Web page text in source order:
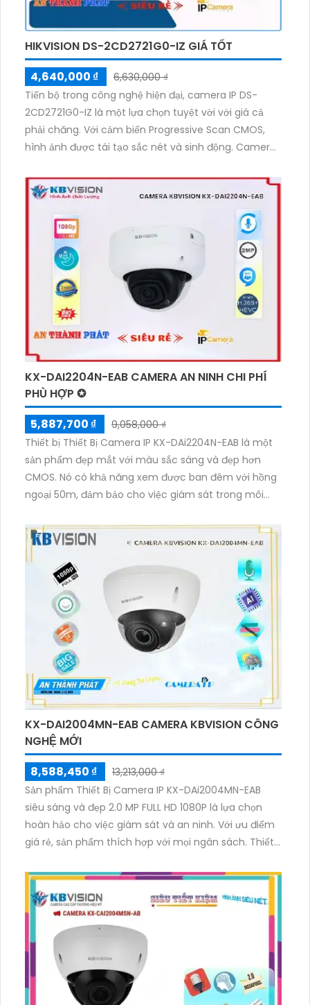
HIKVISION DS-2CD2721G0-IZ GIÁ TỐT
4,640,000 ₫
6,630,000 ₫
Tiến bộ trong công nghệ hiện đại, camera IP DS-
2CD2721G0-IZ là một lựa chọn tuyệt vời với giá cả
phải chăng. Với cảm biến Progressive Scan CMOS,
hình ảnh được tái tạo sắc nét và sinh động. Camera
nghệ Hồng Ngoại 40m, mang lại màu sắc sáng đẹp.
Với độ phân giải 2.0 MP và công nghệ nén video
H.265+/H.265/H.264+/H.264, camera DS-2CD2721G0-
IZ cung cấp hình ảnh chất lượng cao và tiết kiệm
băng thông. Hồng Ngoại Smart IR giúp điều chỉnh tự
động ánh sáng, tăng cường khả năng quan sát trong
môi trường thiếu sáng.
KX-DAI2204N-EAB CAMERA AN NINH CHI PHÍ
PHÙ HỢP ✪
5,887,700 ₫
9,058,000 ₫
Thiết bị Thiết Bị Camera IP KX-DAi2204N-EAB là một
sản phẩm đẹp mắt với màu sắc sáng và đẹp hơn
CMOS. Nó có khả năng xem được ban đêm với hồng
ngoại 50m, đảm bảo cho việc giám sát trong môi
khả năng xử lý hình ảnh sáng đẹp và độ nét lên đến
2.0 MP. Ngoài ra, nó còn tích hợp công nghệ tiết kiệm
băng thông H.265+/H.265/H.264+/H.264, giúp tiết
kiệm được nguồn tài nguyên. Cuối cùng, camera
còn hỗ trợ công nghệ Starlight chất lượng để nhìn
đêm rõ nét.
KX-DAI2004MN-EAB CAMERA KBVISION CÔNG
NGHỆ MỚI
8,588,450 ₫
13,213,000 ₫
Sản phẩm Thiết Bị Camera IP KX-DAi2004MN-EAB
siêu sáng và đẹp 2.0 MP FULL HD 1080P là lựa chọn
hoàn hảo cho việc giám sát và an ninh. Với ưu điểm
giá rẻ, sản phẩm thích hợp với mọi ngân sách. Thiết
mạnh mẽ hơn Sony STARVIS CMOS, mang lại hình
ảnh trung thực và rõ ràng. Hơn nữa, truyền hình ảnh
chất lượng trên nền tảng IP giúp dễ dàng kết nối và
điều khiển từ xa. Với thiết kế đẹp và chất lượng, đây là
sự lựa chọn tuyệt vời cho hệ thống giám sát cá nhân
hoặc doanh nghiệp.